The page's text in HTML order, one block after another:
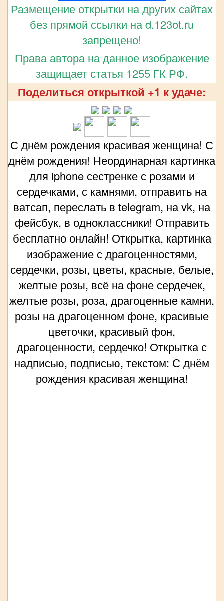
Размещение открытки на других сайтах
без прямой ссылки на d.123ot.ru
запрещено!
Права автора на данное изображение
защищает статья 1255 ГК РФ.
Поделиться открыткой +1 к удаче:
С днём рождения красивая женщина! С
днём рождения! Неординарная картинка
для iphone сестренке с розами и
сердечками, с камнями, отправить на
ватсап, переслать в telegram, на vk, на
фейсбук, в одноклассники! Отправить
бесплатно онлайн! Открытка, картинка
изображение с драгоценностями,
сердечки, розы, цветы, красные, белые,
желтые розы, всё на фоне сердечек,
желтые розы, роза, драгоценные камни,
розы на драгоценном фоне, красивые
цветочки, красивый фон,
драгоценности, сердечко! Открытка с
надписью, подписью, текстом: С днём
рождения красивая женщина!